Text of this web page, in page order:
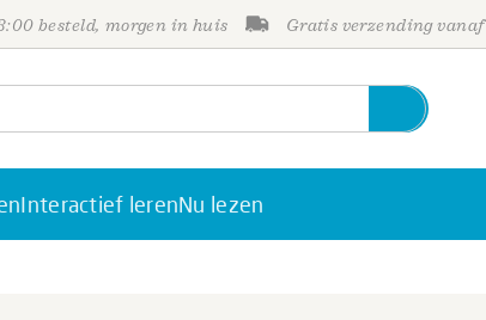
besteld, morgen in huis Gratis verzending
Interactief lerenNu lezen